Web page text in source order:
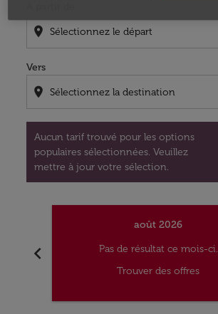
location_on
Vers
location_on
Aucun tarif trouvé pour les options
populaires sélectionnées. Veuillez
mettre à jour votre sélection.
chevron_left
août 2026
Pas de résultat ce mois-ci.
Trouver des offres